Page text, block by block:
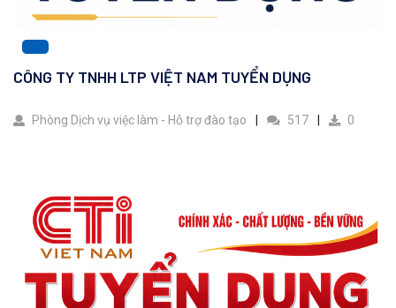
CÔNG TY TNHH LTP VIỆT NAM TUYỂN DỤNG
Phòng Dịch vụ việc làm - Hỗ trợ đào tạo 517 0